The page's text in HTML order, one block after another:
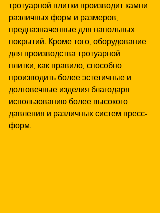
тротуарной плитки производит камни
различных форм и размеров,
предназначенные для напольных
покрытий. Кроме того, оборудование
для производства тротуарной
плитки, как правило, способно
производить более эстетичные и
долговечные изделия благодаря
использованию более высокого
давления и различных систем пресс-
форм.